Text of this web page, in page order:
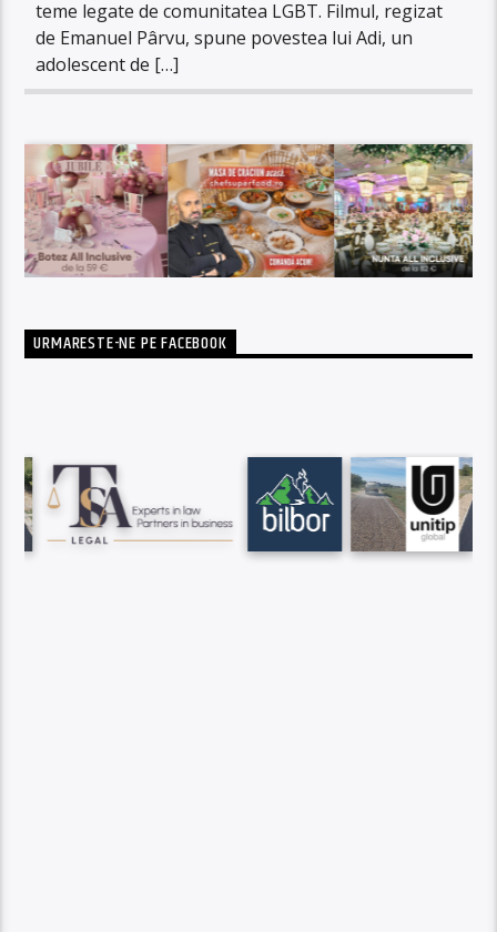
teme legate de comunitatea LGBT. Filmul, regizat
de Emanuel Pârvu, spune povestea lui Adi, un
adolescent de […]
URMARESTE-NE PE FACEBOOK